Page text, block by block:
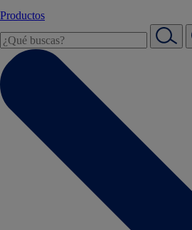
Productos